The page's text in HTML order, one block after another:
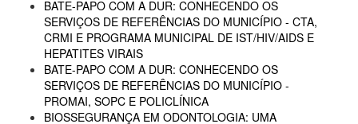
BATE-PAPO COM A DUR: CONHECENDO OS
SERVIÇOS DE REFERÊNCIAS DO MUNICÍPIO - CTA,
CRMI E PROGRAMA MUNICIPAL DE IST/HIV/AIDS E
HEPATITES VIRAIS
BATE-PAPO COM A DUR: CONHECENDO OS
SERVIÇOS DE REFERÊNCIAS DO MUNICÍPIO -
PROMAI, SOPC E POLICLÍNICA
BIOSSEGURANÇA EM ODONTOLOGIA: UMA